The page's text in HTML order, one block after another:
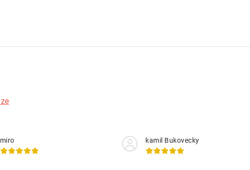
miro kamil Bukovecky